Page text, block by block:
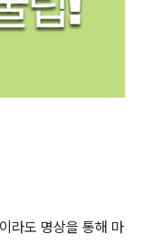
라도 명상을 통해 마